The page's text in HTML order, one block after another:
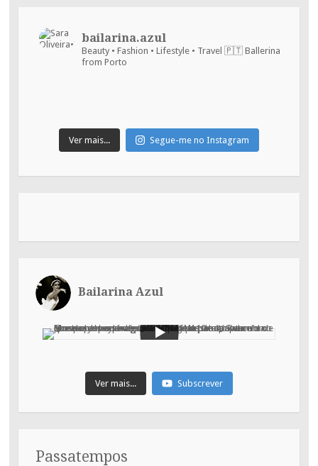
bailarina.azul
Beauty • Fashion • Lifestyle • Travel 🇵🇹 Ballerina
from Porto
Ver mais... Segue-me no Instagram
Bailarina Azul
Ver mais... Subscrever
Passatempos